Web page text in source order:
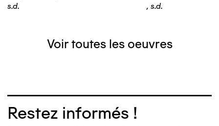
s.d.
, s.d.
Voir toutes les oeuvres
Restez informés !